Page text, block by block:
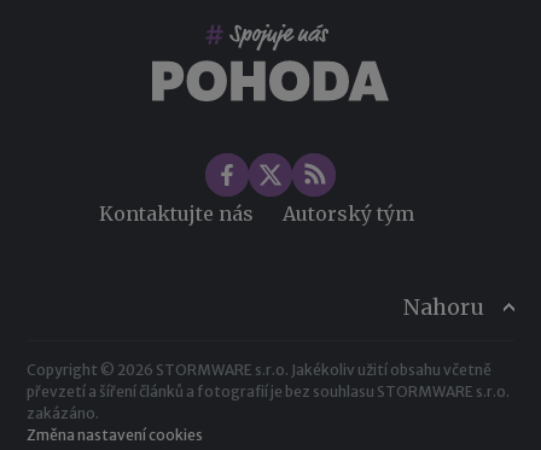
Kontaktujte nás Autorský tým
Nahoru
Copyright © 2026 STORMWARE s.r.o. Jakékoliv užití obsahu včetně
převzetí a šíření článků a fotografií je bez souhlasu STORMWARE s.r.o.
zakázáno.
Změna nastavení cookies